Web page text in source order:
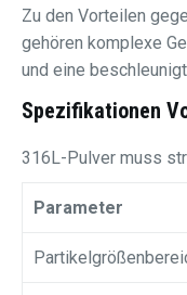
Zu den Vorteilen
gehören komplexe
und eine
Spezifikationen
316L-Pulver muss
Parameter